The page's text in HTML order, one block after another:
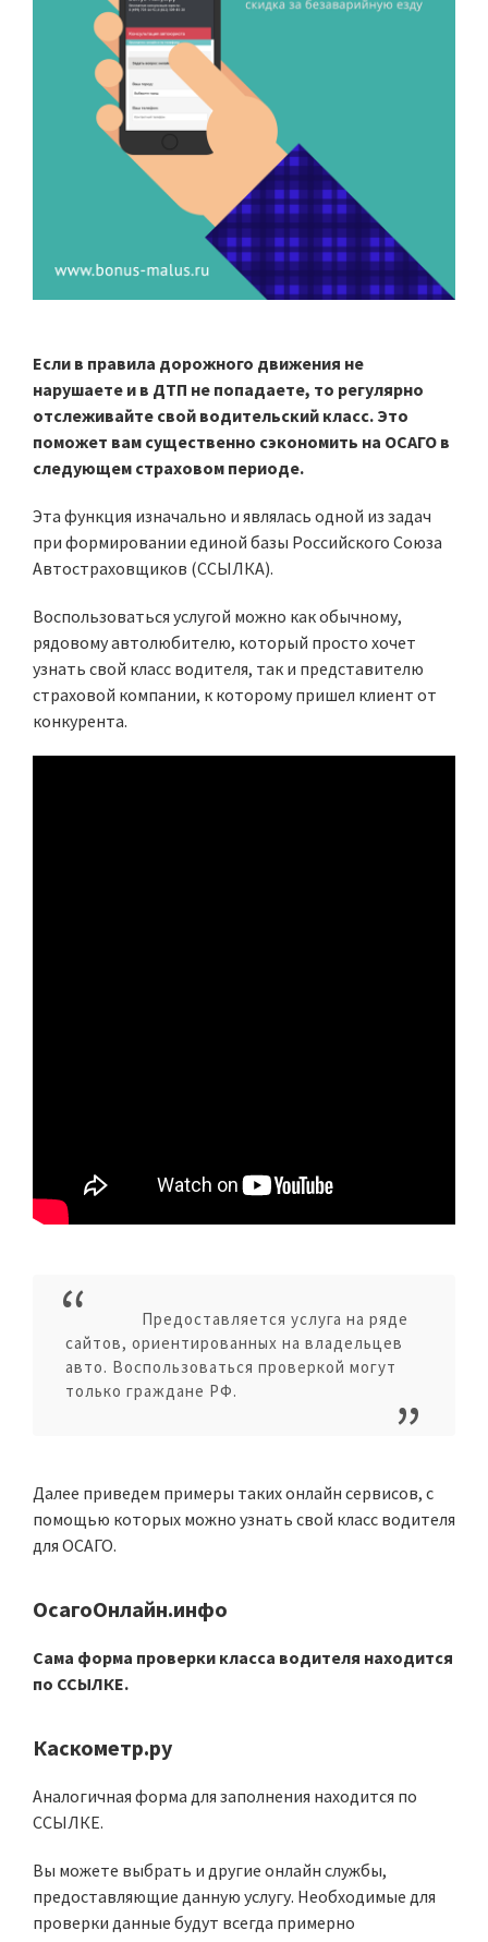
Если в правила дорожного движения не
нарушаете и в ДТП не попадаете, то регулярно
отслеживайте свой водительский класс. Это
поможет вам существенно сэкономить на ОСАГО в
следующем страховом периоде.
Эта функция изначально и являлась одной из задач
при формировании единой базы Российского Союза
Автостраховщиков (ССЫЛКА).
Воспользоваться услугой можно как обычному,
рядовому автолюбителю, который просто хочет
узнать свой класс водителя, так и представителю
страховой компании, к которому пришел клиент от
конкурента.
Предоставляется услуга на ряде
сайтов, ориентированных на владельцев
авто. Воспользоваться проверкой могут
только граждане РФ.
Далее приведем примеры таких онлайн сервисов, с
помощью которых можно узнать свой класс водителя
для ОСАГО.
ОсагоОнлайн.инфо
Сама форма проверки класса водителя находится
по ССЫЛКЕ.
Каскометр.ру
Аналогичная форма для заполнения находится по
ССЫЛКЕ.
Вы можете выбрать и другие онлайн службы,
предоставляющие данную услугу. Необходимые для
проверки данные будут всегда примерно